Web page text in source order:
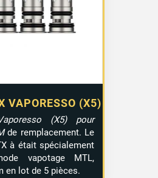
VAPORESSO (X5)
(X5) pour
de remplacement. Le
à était spécialement
vapotage MTL,
en lot de 5 pièces.